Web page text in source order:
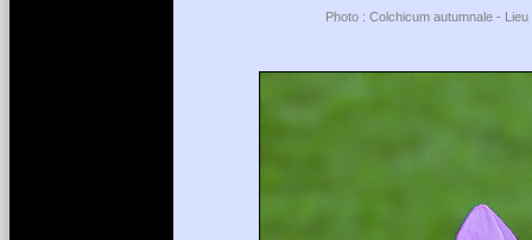
Photo : Colchicum autumnale -